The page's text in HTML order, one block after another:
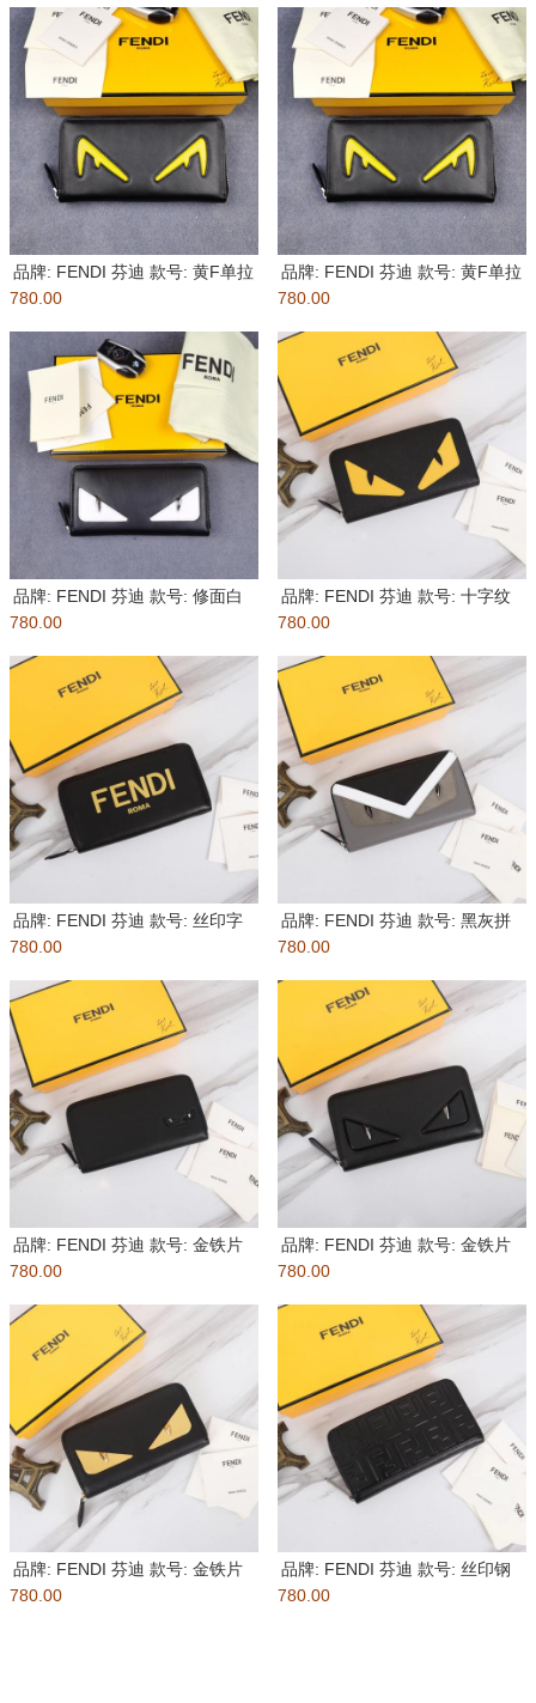
品牌: FENDI 芬迪 款号: 黄F单拉
货
780.00
品牌: FENDI 芬迪 款号: 黄F单拉
货
780.00
品牌: FENDI 芬迪 款号: 修面白
贴单拉 货号
780.00
品牌: FENDI 芬迪 款号: 十字纹
黄贴单
780.00
品牌: FENDI 芬迪 款号: 丝印字
母单拉
780.00
品牌: FENDI 芬迪 款号: 黑灰拼
单拉
780.00
品牌: FENDI 芬迪 款号: 金铁片
单拉
780.00
品牌: FENDI 芬迪 款号: 金铁片
单拉
780.00
品牌: FENDI 芬迪 款号: 金铁片
单拉
780.00
品牌: FENDI 芬迪 款号: 丝印钢
印单拉
780.00